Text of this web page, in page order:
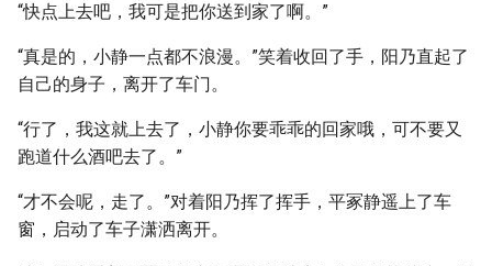
“快点上去吧，我可是把你送到家了啊。”
“真是的，小静一点都不浪漫。”笑着收回了手，阳乃直起了
自己的身子，离开了车门。
“行了，我这就上去了，小静你要乖乖的回家哦，可不要又
跑道什么酒吧去了。”
“才不会呢，走了。”对着阳乃挥了挥手，平冢静遥上了车
窗，启动了车子潇洒离开。